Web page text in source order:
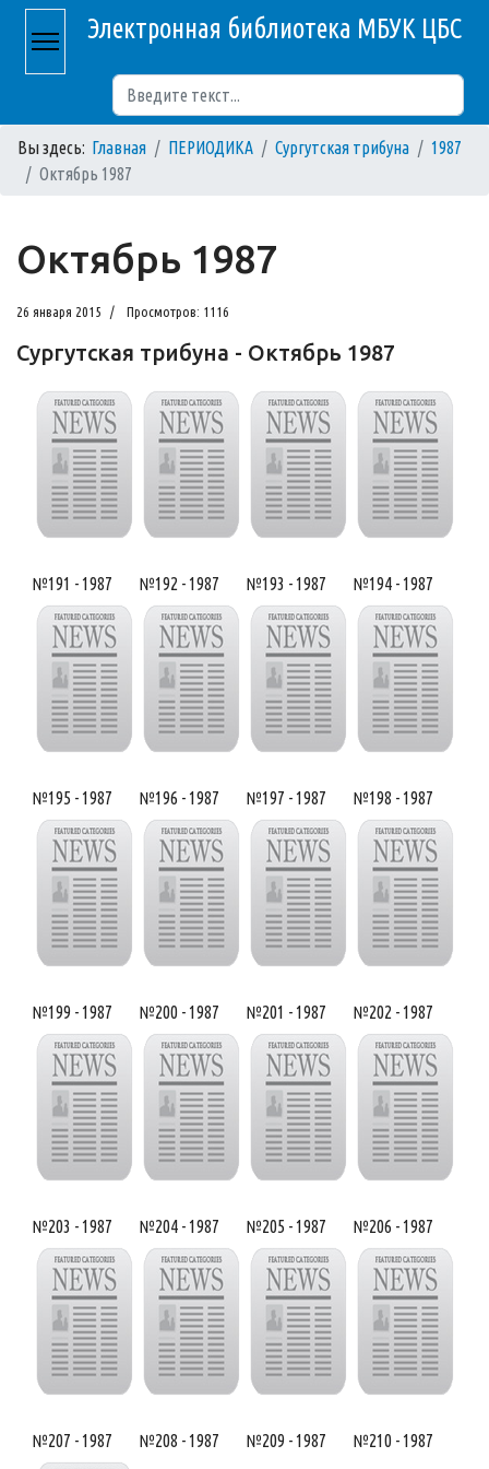
Электронная библиотека МБУК ЦБС
Вы здесь: Главная ПЕРИОДИКА Сургутская трибуна
1987
Октябрь 1987
Октябрь 1987
26 января 2015 Просмотров: 1116
Сургутская трибуна - Октябрь 1987
№191 - 1987 №192 - 1987 №193 - 1987 №194 - 1987
№195 - 1987 №196 - 1987 №197 - 1987 №198 - 1987
№199 - 1987 №200 - 1987 №201 - 1987 №202 - 1987
№203 - 1987 №204 - 1987 №205 - 1987 №206 - 1987
№207 - 1987 №208 - 1987 №209 - 1987 №210 - 1987